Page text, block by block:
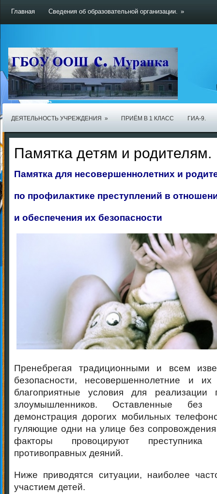
Главная Сведения об образовательной организации. »
ДЕЯТЕЛЬНОСТЬ УЧРЕЖДЕНИЯ » ПРИЁМ В 1 КЛАСС ГИА-9.
Памятка детям и родителям.
Памятка для несовершеннолетних и
по профилактике преступлений в
и обеспечения их безопасности
Пренебрегая традиционными и всем
безопасности, несовершеннолетние и
благоприятные условия для реализации
злоумышленников. Оставленные без
демонстрация дорогих мобильных
гуляющие одни на улице без
факторы провоцируют
противоправных деяний.
Ниже приводятся ситуации, наиболее
участием детей.